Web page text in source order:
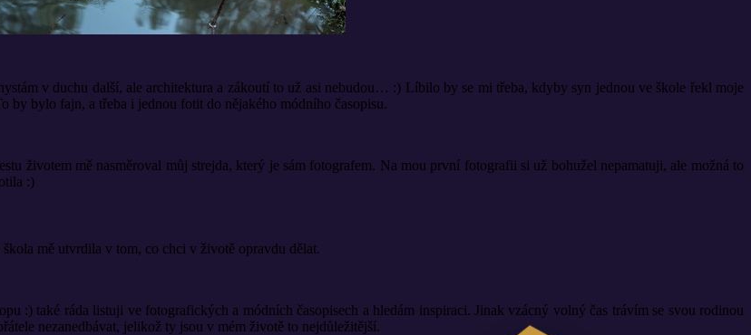
v duchu další, ale architektura a zákoutí to už asi nebudou… :) Líbilo by se mi třeba, kdyby syn jednou ve škole řekl moje
by bylo fajn, a třeba i jednou fotit do nějakého módního časopisu.
životem mě nasměroval můj strejda, který je sám fotografem. Na mou první fotografii si už bohužel nepamatuji, ale možná to
:)
mě utvrdila v tom, co chci v životě opravdu dělat.
:) také ráda listuji ve fotografických a módních časopisech a hledám inspiraci. Jinak vzácný volný čas trávím se svou rodinou
nezanedbávat, jelikož ty jsou v mém životě to nejdůležitější.